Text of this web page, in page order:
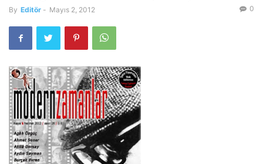
By Editör - Mayıs 2, 2012 0